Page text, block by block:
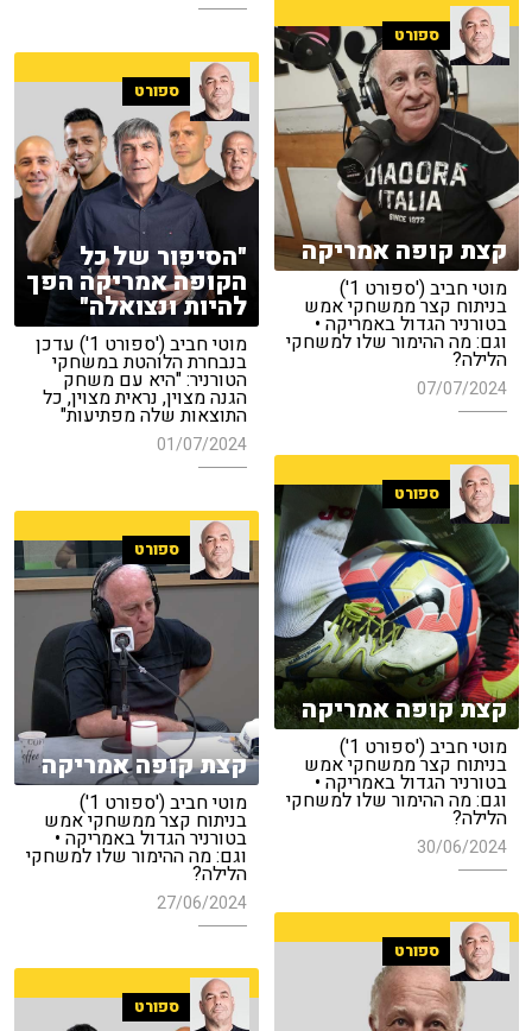
ספורט
קצת קופה אמריקה
מוטי חביב ('ספורט 1')
בניתוח קצר ממשחקי אמש
בטורניר הגדול באמריקה •
וגם: מה ההימור שלו למשחקי
הלילה?
07/07/2024
ספורט
"הסיפור של כל
הקופה אמריקה הפך
להיות ונצואלה"
מוטי חביב ('ספורט 1') עדכן
בנבחרת הלוהטת במשחקי
הטורניר: "היא עם משחק
הגנה מצוין, נראית מצוין, כל
התוצאות שלה מפתיעות"
01/07/2024
ספורט
קצת קופה אמריקה
מוטי חביב ('ספורט 1')
בניתוח קצר ממשחקי אמש
בטורניר הגדול באמריקה •
וגם: מה ההימור שלו למשחקי
הלילה?
30/06/2024
ספורט
קצת קופה אמריקה
מוטי חביב ('ספורט 1')
בניתוח קצר ממשחקי אמש
בטורניר הגדול באמריקה •
וגם: מה ההימור שלו למשחקי
הלילה?
27/06/2024
ספורט
ספורט